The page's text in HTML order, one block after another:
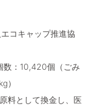
コキャップ推進協
：10,420個（ごみ
）
料として換金し、医